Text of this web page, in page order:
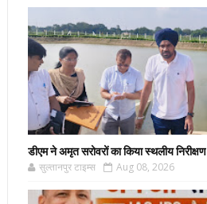
डीएम ने अमृत सरोवरों का किया स्थलीय निरीक्षण
सुल्तानपुर टाइम्स Aug 08, 2026